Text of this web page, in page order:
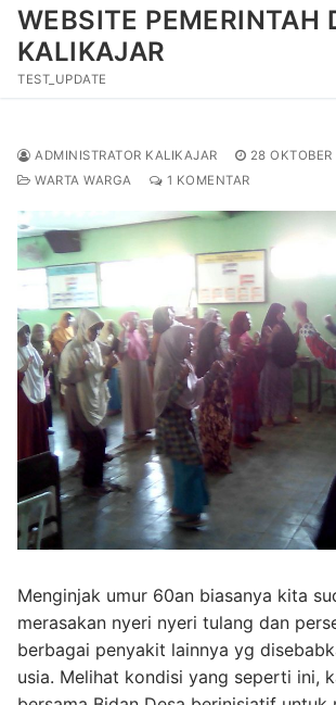
Lompat
konten
WEBSITE PEMERINTAH
KALIKAJAR
TEST_UPDATE
ADMINISTRATOR KALIKAJAR
28
WARTA WARGA
1 KOMENTAR
Menginjak umur 60an biasanya kita
merasakan nyeri nyeri tulang dan
berbagai penyakit lainnya yg
usia. Melihat kondisi yang seperti ini,